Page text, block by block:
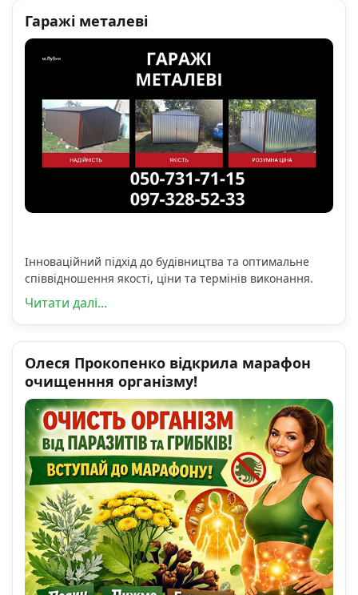
Гаражі металеві
Інноваційний підхід до будівництва та оптимальне
співвідношення якості, ціни та термінів виконання.
Читати далі...
Олеся Прокопенко відкрила марафон
очищенння організму!